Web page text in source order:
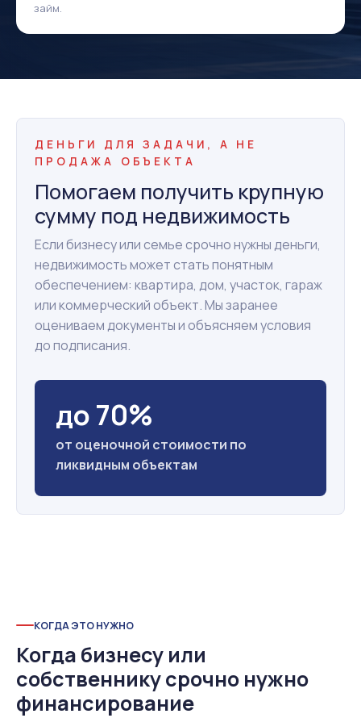
займ.
ДЕНЬГИ ДЛЯ ЗАДАЧИ, А НЕ
ПРОДАЖА ОБЪЕКТА
Помогаем получить крупную
сумму под недвижимость
Если бизнесу или семье срочно нужны деньги,
недвижимость может стать понятным
обеспечением: квартира, дом, участок, гараж
или коммерческий объект. Мы заранее
оцениваем документы и объясняем условия
до подписания.
до 70%
от оценочной стоимости по
ликвидным объектам
КОГДА ЭТО НУЖНО
Когда бизнесу или
собственнику срочно нужно
финансирование